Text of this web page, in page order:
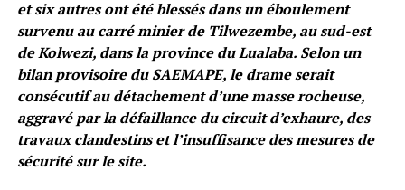
et six autres ont été blessés dans un éboulement
survenu au carré minier de Tilwezembe, au sud-est
de Kolwezi, dans la province du Lualaba. Selon un
bilan provisoire du SAEMAPE, le drame serait
consécutif au détachement d’une masse rocheuse,
aggravé par la défaillance du circuit d’exhaure, des
travaux clandestins et l’insuffisance des mesures de
sécurité sur le site.